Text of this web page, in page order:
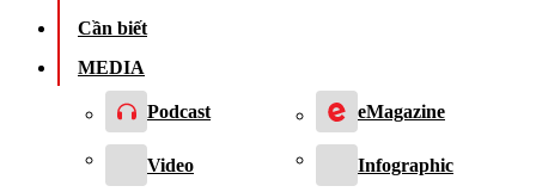
Cần biết
MEDIA
Podcast eMagazine
Video Infographic